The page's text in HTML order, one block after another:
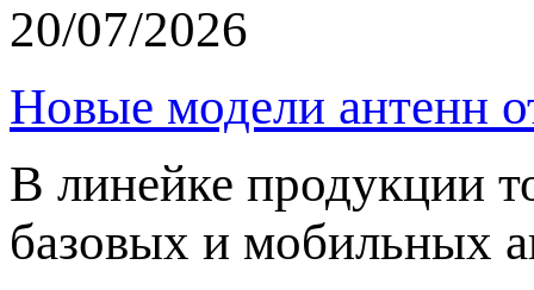
20/07/2026
Новые модели антенн
В линейке продукции
базовых и мобильных